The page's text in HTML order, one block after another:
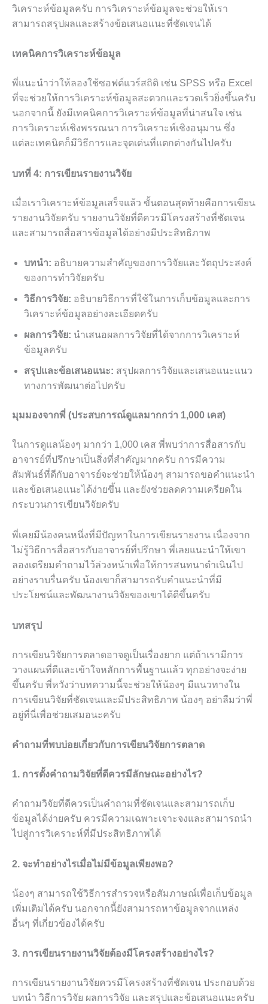
วิเคราะห์ข้อมูลครับ การวิเคราะห์ข้อมูลจะช่วยให้เรา
สามารถสรุปผลและสร้างข้อเสนอแนะที่ชัดเจนได้
เทคนิคการวิเคราะห์ข้อมูล
พี่แนะนำว่าให้ลองใช้ซอฟต์แวร์สถิติ เช่น SPSS หรือ Excel
ที่จะช่วยให้การวิเคราะห์ข้อมูลสะดวกและรวดเร็วยิ่งขึ้นครับ
นอกจากนี้ ยังมีเทคนิคการวิเคราะห์ข้อมูลที่น่าสนใจ เช่น
การวิเคราะห์เชิงพรรณนา การวิเคราะห์เชิงอนุมาน ซึ่ง
แต่ละเทคนิคก็มีวิธีการและจุดเด่นที่แตกต่างกันไปครับ
บทที่ 4: การเขียนรายงานวิจัย
เมื่อเราวิเคราะห์ข้อมูลเสร็จแล้ว ขั้นตอนสุดท้ายคือการเขียน
รายงานวิจัยครับ รายงานวิจัยที่ดีควรมีโครงสร้างที่ชัดเจน
และสามารถสื่อสารข้อมูลได้อย่างมีประสิทธิภาพ
บทนำ: อธิบายความสำคัญของการวิจัยและวัตถุประสงค์
ของการทำวิจัยครับ
วิธีการวิจัย: อธิบายวิธีการที่ใช้ในการเก็บข้อมูลและการ
วิเคราะห์ข้อมูลอย่างละเอียดครับ
ผลการวิจัย: นำเสนอผลการวิจัยที่ได้จากการวิเคราะห์
ข้อมูลครับ
สรุปและข้อเสนอแนะ: สรุปผลการวิจัยและเสนอแนะแนว
ทางการพัฒนาต่อไปครับ
มุมมองจากพี่ (ประสบการณ์ดูแลมากกว่า 1,000 เคส)
ในการดูแลน้องๆ มากว่า 1,000 เคส พี่พบว่าการสื่อสารกับ
อาจารย์ที่ปรึกษาเป็นสิ่งที่สำคัญมากครับ การมีความ
สัมพันธ์ที่ดีกับอาจารย์จะช่วยให้น้องๆ สามารถขอคำแนะนำ
และข้อเสนอแนะได้ง่ายขึ้น และยังช่วยลดความเครียดใน
กระบวนการเขียนวิจัยครับ
พี่เคยมีน้องคนหนึ่งที่มีปัญหาในการเขียนรายงาน เนื่องจาก
ไม่รู้วิธีการสื่อสารกับอาจารย์ที่ปรึกษา พี่เลยแนะนำให้เขา
ลองเตรียมคำถามไว้ล่วงหน้าเพื่อให้การสนทนาดำเนินไป
อย่างราบรื่นครับ น้องเขาก็สามารถรับคำแนะนำที่มี
ประโยชน์และพัฒนางานวิจัยของเขาได้ดีขึ้นครับ
บทสรุป
การเขียนวิจัยการตลาดอาจดูเป็นเรื่องยาก แต่ถ้าเรามีการ
วางแผนที่ดีและเข้าใจหลักการพื้นฐานแล้ว ทุกอย่างจะง่าย
ขึ้นครับ พี่หวังว่าบทความนี้จะช่วยให้น้องๆ มีแนวทางใน
การเขียนวิจัยที่ชัดเจนและมีประสิทธิภาพ น้องๆ อย่าลืมว่าพี่
อยู่ที่นี่เพื่อช่วยเสมอนะครับ
คำถามที่พบบ่อยเกี่ยวกับการเขียนวิจัยการตลาด
1. การตั้งคำถามวิจัยที่ดีควรมีลักษณะอย่างไร?
คำถามวิจัยที่ดีควรเป็นคำถามที่ชัดเจนและสามารถเก็บ
ข้อมูลได้ง่ายครับ ควรมีความเฉพาะเจาะจงและสามารถนำ
ไปสู่การวิเคราะห์ที่มีประสิทธิภาพได้
2. จะทำอย่างไรเมื่อไม่มีข้อมูลเพียงพอ?
น้องๆ สามารถใช้วิธีการสำรวจหรือสัมภาษณ์เพื่อเก็บข้อมูล
เพิ่มเติมได้ครับ นอกจากนี้ยังสามารถหาข้อมูลจากแหล่ง
อื่นๆ ที่เกี่ยวข้องได้ครับ
3. การเขียนรายงานวิจัยต้องมีโครงสร้างอย่างไร?
การเขียนรายงานวิจัยควรมีโครงสร้างที่ชัดเจน ประกอบด้วย
บทนำ วิธีการวิจัย ผลการวิจัย และสรุปและข้อเสนอแนะครับ